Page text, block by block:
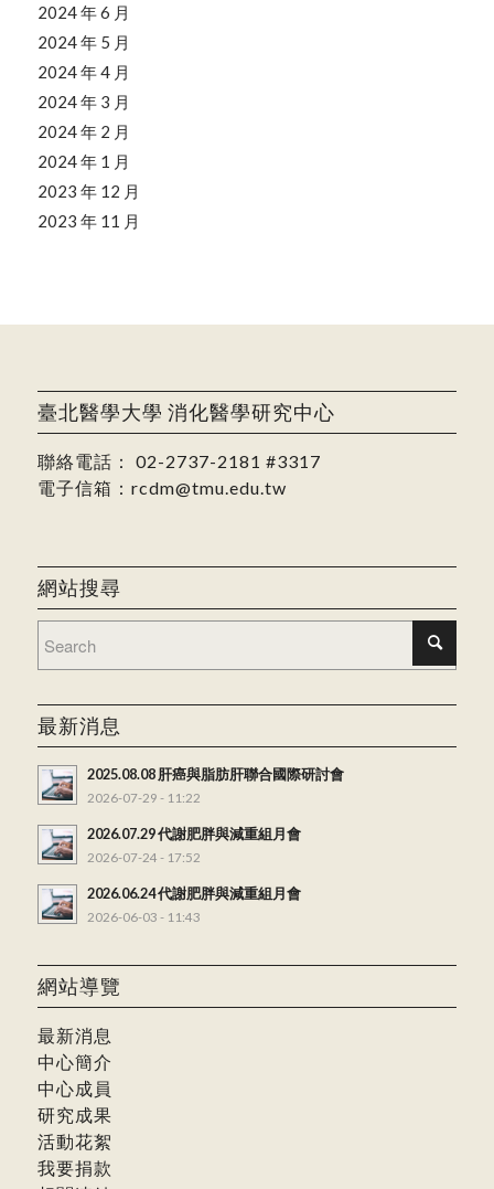
2024 年 6 月
2024 年 5 月
2024 年 4 月
2024 年 3 月
2024 年 2 月
2024 年 1 月
2023 年 12 月
2023 年 11 月
臺北醫學大學 消化醫學研究中心
聯絡電話： 02-2737-2181 #3317
電子信箱： rcdm@tmu.edu.tw
網站搜尋
最新消息
2025.08.08 肝癌與脂肪肝聯合國際研討會
2026-07-29 - 11:22
2026.07.29 代謝肥胖與減重組月會
2026-07-24 - 17:52
2026.06.24 代謝肥胖與減重組月會
2026-06-03 - 11:43
網站導覽
最新消息
中心簡介
中心成員
研究成果
活動花絮
我要捐款